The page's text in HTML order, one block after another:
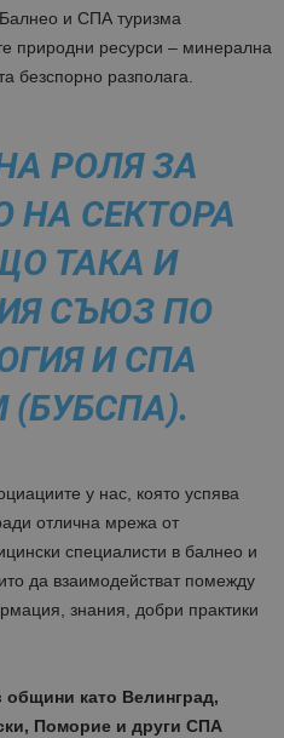
Балнео и СПА туризма
природни ресурси – минерална
безспорно разполага.
РОЛЯ ЗА
НА СЕКТОРА
ТАКА И
СЪЮЗ ПО
И СПА
у нас, която успява
отлична мрежа от
специалисти в балнео и
да взаимодействат помежду
знания, добри практики
общини като Велинград,
Поморие и други СПА